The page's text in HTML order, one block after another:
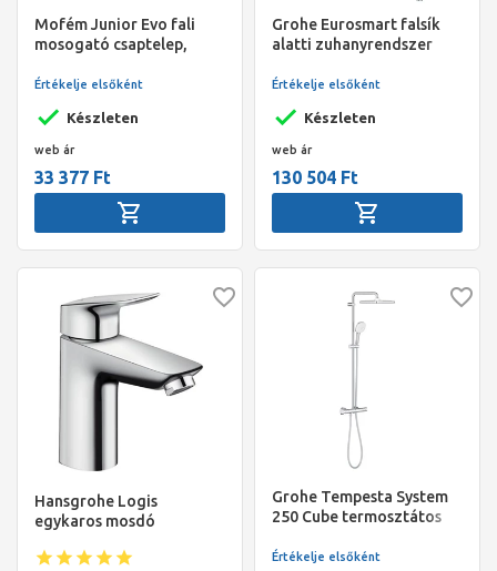
Mofém Junior Evo fali
mosogató csaptelep,
Készleten
Értékelje elsőként
web ár
33 377 Ft
Grohe Eurosmart falsík
alatti zuhanyrendszer
fejzuhannyal (kerek
Készleten
Értékelje elsőként
web ár
130 504 Ft
Hansgrohe Logis
egykaros mosdó
lefolyó-garnitúrával,
Grohe Tempesta System
250 Cube termosztátos
(szögletes)
Értékelje elsőként